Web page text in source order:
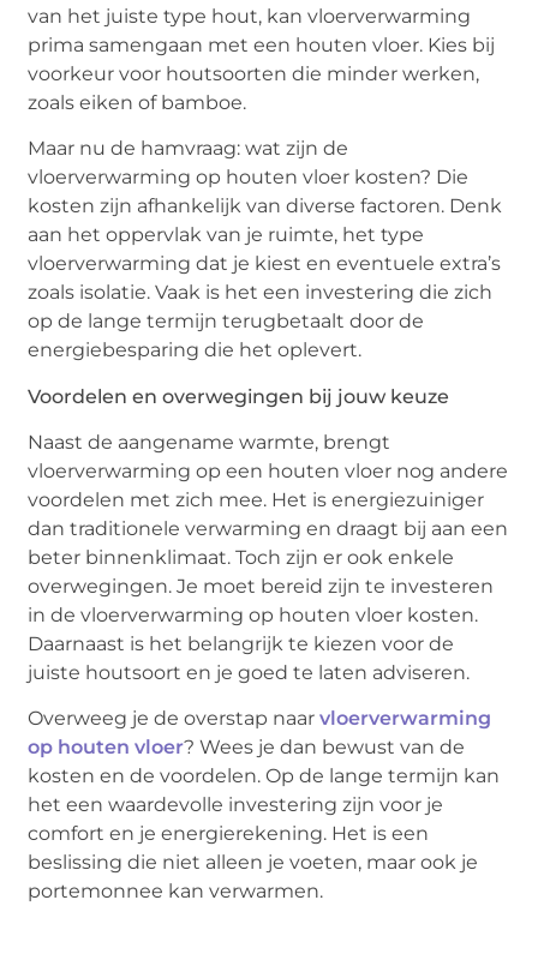
van het juiste type hout, kan vloerverwarming
prima samengaan met een houten vloer. Kies bij
voorkeur voor houtsoorten die minder werken,
zoals eiken of bamboe.
Maar nu de hamvraag: wat zijn de
vloerverwarming op houten vloer kosten? Die
kosten zijn afhankelijk van diverse factoren. Denk
aan het oppervlak van je ruimte, het type
vloerverwarming dat je kiest en eventuele extra’s
zoals isolatie. Vaak is het een investering die zich
op de lange termijn terugbetaalt door de
energiebesparing die het oplevert.
Voordelen en overwegingen bij jouw keuze
Naast de aangename warmte, brengt
vloerverwarming op een houten vloer nog andere
voordelen met zich mee. Het is energiezuiniger
dan traditionele verwarming en draagt bij aan een
beter binnenklimaat. Toch zijn er ook enkele
overwegingen. Je moet bereid zijn te investeren
in de vloerverwarming op houten vloer kosten.
Daarnaast is het belangrijk te kiezen voor de
juiste houtsoort en je goed te laten adviseren.
Overweeg je de overstap naarvloerverwarming
op houten vloer? Wees je dan bewust van de
kosten en de voordelen. Op de lange termijn kan
het een waardevolle investering zijn voor je
comfort en je energierekening. Het is een
beslissing die niet alleen je voeten, maar ook je
portemonnee kan verwarmen.